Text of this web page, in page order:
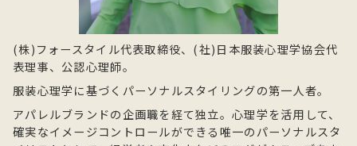
(株)フォースタイル代表取締役、(社)日本服装心理学協会代
表理事、公認心理師。
服装心理学に基づくパーソナルスタイリングの第一人者。
アパレルブランドの企画職を経て独立。心理学を活用して、
確実なイメージコントロールができる唯一のパーソナルスタ